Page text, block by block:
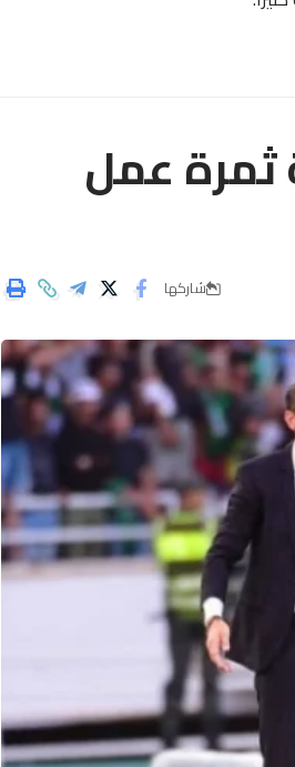
ثمرة عمل
شاركها